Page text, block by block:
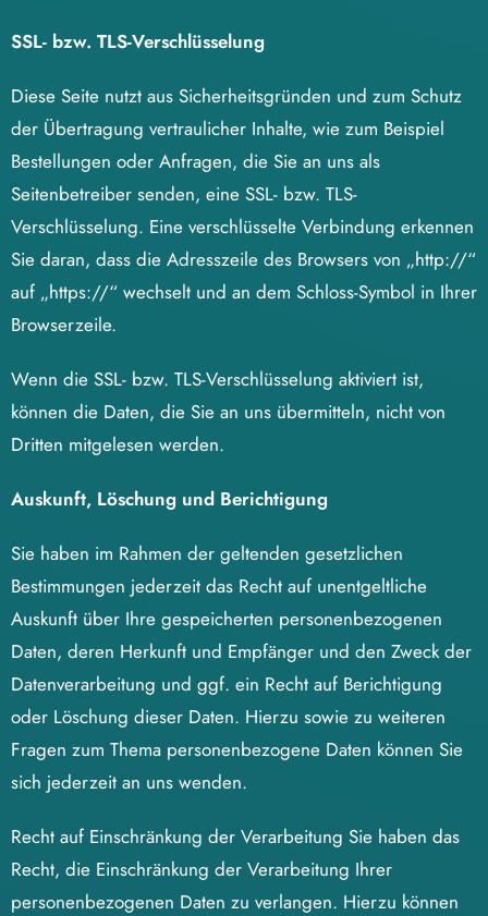
SSL- bzw. TLS-Verschlüsselung
Diese Seite nutzt aus Sicherheitsgründen und zum Schutz
der Übertragung vertraulicher Inhalte, wie zum Beispiel
Bestellungen oder Anfragen, die Sie an uns als
Seitenbetreiber senden, eine SSL- bzw. TLS-
Verschlüsselung. Eine verschlüsselte Verbindung erkennen
Sie daran, dass die Adresszeile des Browsers von „http://“
auf „https://“ wechselt und an dem Schloss-Symbol in Ihrer
Browserzeile.
Wenn die SSL- bzw. TLS-Verschlüsselung aktiviert ist,
können die Daten, die Sie an uns übermitteln, nicht von
Dritten mitgelesen werden.
Auskunft, Löschung und Berichtigung
Sie haben im Rahmen der geltenden gesetzlichen
Bestimmungen jederzeit das Recht auf unentgeltliche
Auskunft über Ihre gespeicherten personenbezogenen
Daten, deren Herkunft und Empfänger und den Zweck der
Datenverarbeitung und ggf. ein Recht auf Berichtigung
oder Löschung dieser Daten. Hierzu sowie zu weiteren
Fragen zum Thema personenbezogene Daten können Sie
sich jederzeit an uns wenden.
Recht auf Einschränkung der Verarbeitung Sie haben das
Recht, die Einschränkung der Verarbeitung Ihrer
personenbezogenen Daten zu verlangen. Hierzu können